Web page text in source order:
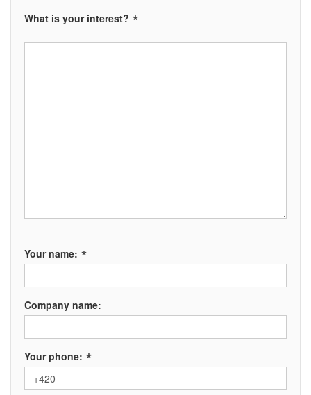
What is your interest? *
Your name: *
Company name:
Your phone: *